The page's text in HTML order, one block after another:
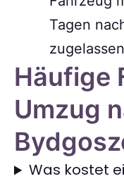
Tagen
Häufige
Umzug
Was kostet